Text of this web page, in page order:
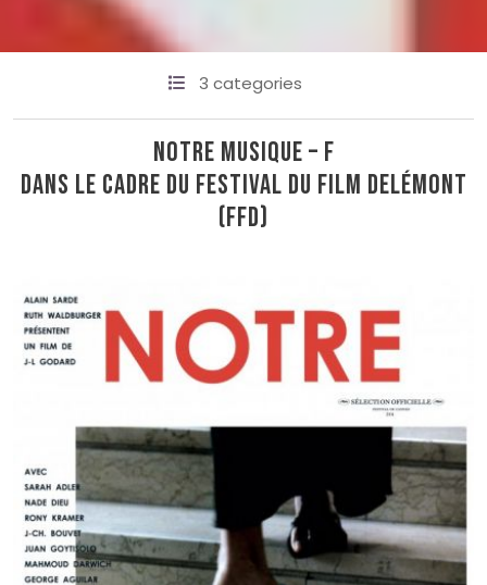
3 categories
Notre musique – F
Dans le cadre du Festival du film Delémont
(FFD)